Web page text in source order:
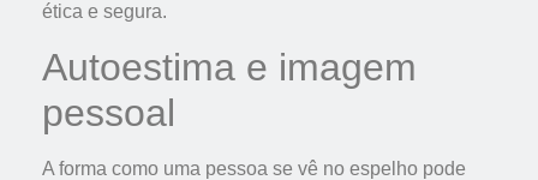
ética e segura.
Autoestima e imagem
pessoal
A forma como uma pessoa se vê no espelho pode